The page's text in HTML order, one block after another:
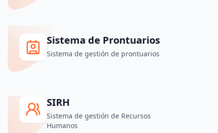
Sistema de Prontuarios
Sistema de gestión de prontuarios
SIRH
Sistema de gestión de Recursos
Humanos